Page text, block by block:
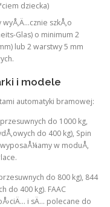
dziecka)
szkÅ‚o
Glas) o minimum 2
lub 2 warstwy 5 mm
i modele
automatyki bramowej:
do 1000 kg,
do 400 kg), Spin
w moduÅ‚
do 800 kg), 844
do 400 kg). FAAC
i sÄ… polecane do